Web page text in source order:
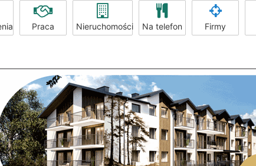
Praca Nieruchomości Na telefon Firmy